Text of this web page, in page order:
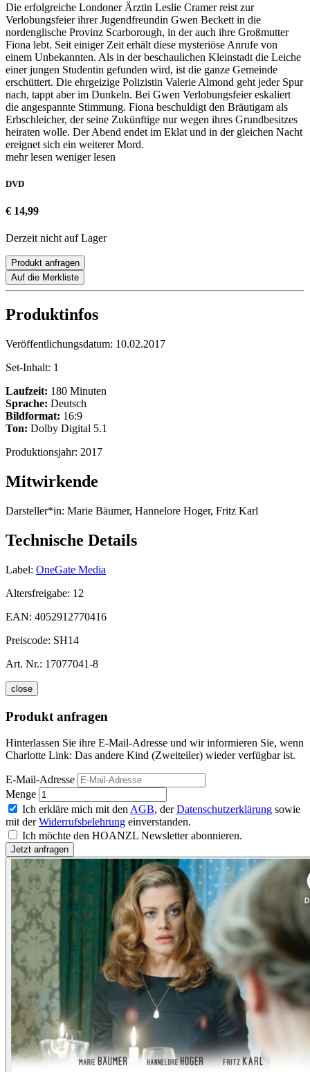
Die erfolgreiche Londoner Ärztin Leslie Cramer reist zur
Verlobungsfeier ihrer Jugendfreundin Gwen Beckett in die
nordenglische Provinz Scarborough, in der auch ihre Großmutter
Fiona lebt. Seit einiger Zeit erhält diese mysteriöse Anrufe von
einem Unbekannten. Als in der beschaulichen Kleinstadt die Leiche
einer jungen Studentin gefunden wird, ist die ganze Gemeinde
erschüttert. Die ehrgeizige Polizistin Valerie Almond geht jeder Spur
nach, tappt aber im Dunkeln. Bei Gwen Verlobungsfeier eskaliert
die angespannte Stimmung. Fiona beschuldigt den Bräutigam als
Erbschleicher, der seine Zukünftige nur wegen ihres Grundbesitzes
heiraten wolle. Der Abend endet im Eklat und in der gleichen Nacht
ereignet sich ein weiterer Mord.
mehr lesen weniger lesen
DVD
€ 14,99
Derzeit nicht auf Lager
Produkt anfragen
Auf die Merkliste
Produktinfos
Veröffentlichungsdatum: 10.02.2017
Set-Inhalt: 1
Laufzeit: 180 Minuten
Sprache: Deutsch
Bildformat: 16:9
Ton: Dolby Digital 5.1
Produktionsjahr: 2017
Mitwirkende
Darsteller*in: Marie Bäumer, Hannelore Hoger, Fritz Karl
Technische Details
Label: OneGate Media
Altersfreigabe: 12
EAN: 4052912770416
Preiscode: SH14
Art. Nr.: 17077041-8
close
Produkt anfragen
Hinterlassen Sie ihre E-Mail-Adresse und wir informieren Sie, wenn
Charlotte Link: Das andere Kind (Zweiteiler) wieder verfügbar ist.
E-Mail-Adresse
Menge
Ich erkläre mich mit den AGB, derDatenschutzerklärung sowie
mit derWiderrufsbelehrung einverstanden.
Ich möchte den HOANZL Newsletter abonnieren.